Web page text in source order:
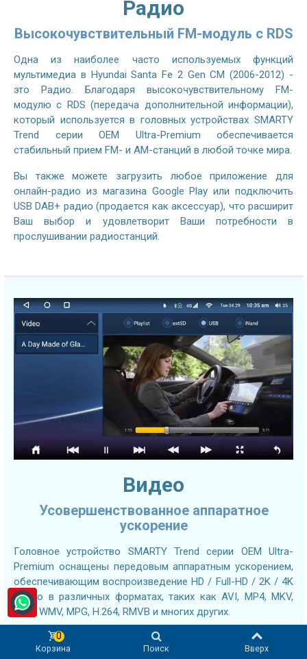
Радио
Высокочувствительный FM-модуль с RDS
Одна из наиболее часто используемых функций
мультимедиа в Hyundai Santa Fe 2 Gen CM (2006-2012) -
это Радио. Благодаря высокочувствительному FM-
модулю с RDS (передача дополнительной информации),
который используется в головных устройствах SMARTY
Trend серии OEM Ultra-Premium обеспечивается
стабильный прием FM- и AM-станций в любой точке мира.
Вы также можете загрузить любое приложение для
онлайн-радио из магазина Google Play или подключить
USB DAB+ радио (продается как аксессуар), что расширит
Ваш выбор и удовлетворит Ваши потребности в
прослушивании радиостанций.
Видео
Усовершенствованное аппаратное
ускорение
Головное устройство SMARTY Trend серии OEM Ultra-
Premium оснащены передовым аппаратным ускорением,
обеспечивающим воспроизведение HD / Full-HD / 2K / 4K
видео в различных форматах, таких как AVI, MP4, MKV,
MOV, WMV, MPG, H.264, RMVB и многих других.
Кроме того, Вы можете установить приложение YouTube
или любой другой сторонний видеоплеер по Вашему
Корзина
0
Поиск Вверх